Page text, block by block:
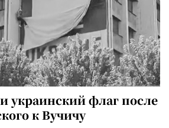
украинский флаг после
к Вучичу